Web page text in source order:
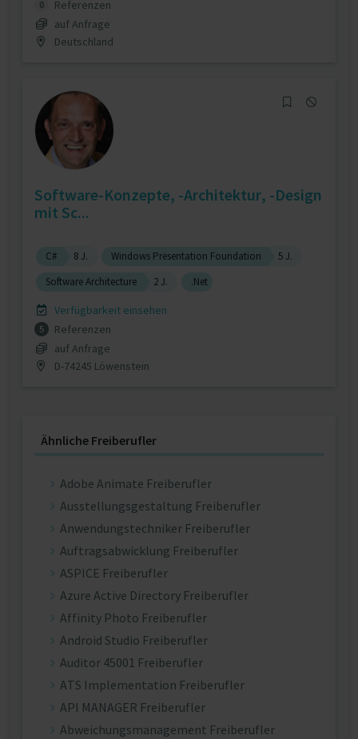
0
Referenzen
auf Anfrage
Deutschland
Software-Konzepte, -Architektur, -Design
mit Sc...
C# 8 J. Windows Presentation Foundation
5 J.
Software Architecture
2 J. .Net
Verfügbarkeit einsehen
5
Referenzen
auf Anfrage
D-74245 Löwenstein
Ähnliche Freiberufler
Adobe Animate Freiberufler
Ausstellungsgestaltung Freiberufler
Anwendungstechniker Freiberufler
Auftragsabwicklung Freiberufler
ASPICE Freiberufler
Azure Active Directory Freiberufler
Affinity Photo Freiberufler
Android Studio Freiberufler
Auditor 45001 Freiberufler
ATS Implementation Freiberufler
API MANAGER Freiberufler
Abweichungsmanagement Freiberufler